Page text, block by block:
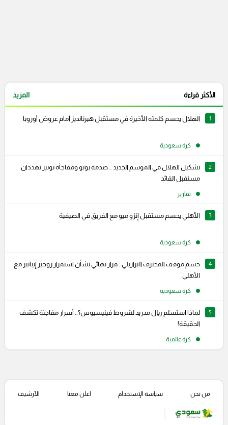
الأكثر قراءة المزيد
1 الهلال يحسم كلمته الأخيرة في مستقبل هيرنانديز أمام عروض أوروبا
كرة سعودية
2
تشكيل الهلال في الموسم الجديد .. صدمة بونو ومفاجأة نونيز تهددان
مستقبل القائد
تقارير
3 الأهلي يحسم مستقبل إنزو ميو مع الفريق في الصيفية
كرة سعودية
4
حسم موقف المحترف البرازيلي.. قرار نهائي بشأن استمرار روجير إيبانيز مع
الأهلي
كرة سعودية
5
لماذا استسلم ريال مدريد لشروط فينيسيوس؟.. أسرار مفاجئة تكشف
الحقيقة!
كرة عالمية
من نحن سياسة الإستخدام اعلن معنا الأرشيف